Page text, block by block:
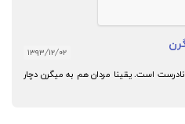
۱۳۹۳/۱۲/۰۲
است. یقینا مردان هم به میگرن دچار